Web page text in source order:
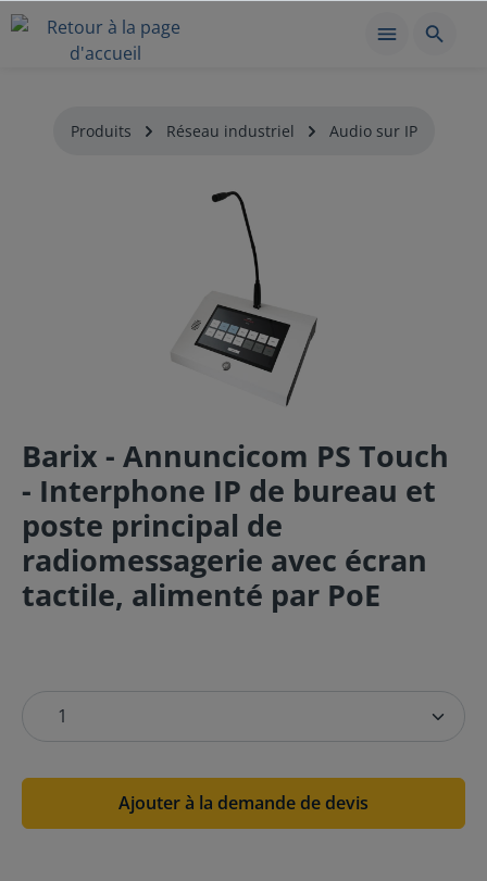
Produits Réseau industriel Audio sur IP
Barix - Annuncicom PS Touch
- Interphone IP de bureau et
poste principal de
radiomessagerie avec écran
tactile, alimenté par PoE
Ajouter à la demande de devis